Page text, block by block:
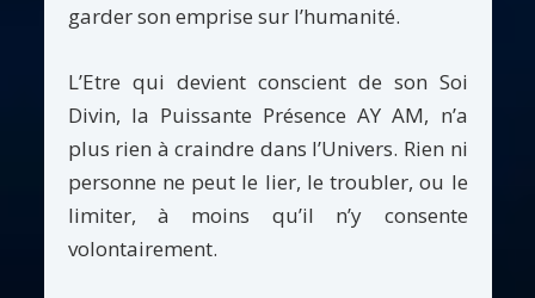
garder son emprise sur l’humanité.
L’Etre qui devient conscient de son Soi
Divin, la Puissante Présence AY AM, n’a
plus rien à craindre dans l’Univers. Rien ni
personne ne peut le lier, le troubler, ou le
limiter, à moins qu’il n’y consente
volontairement.